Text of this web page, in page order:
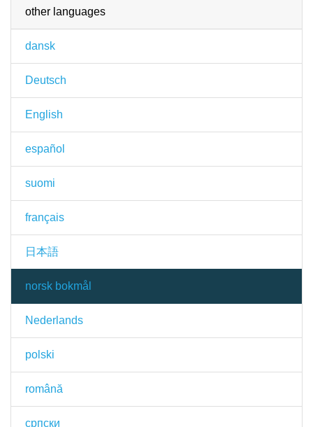
other languages
dansk
Deutsch
English
español
suomi
français
日本語
norsk bokmål
Nederlands
polski
română
српски